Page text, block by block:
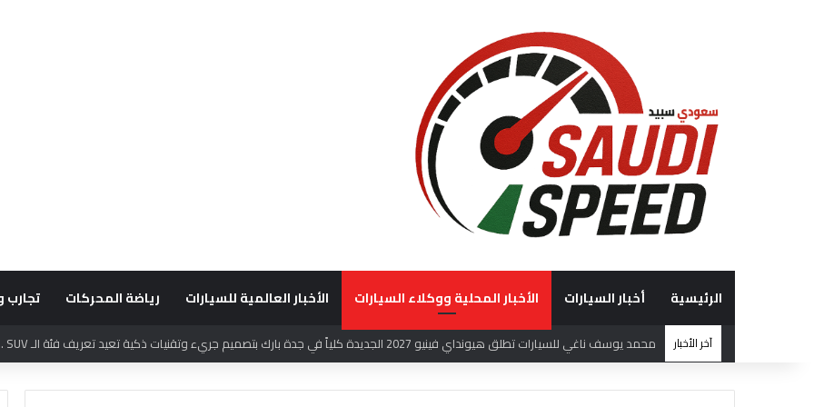
الرئيسية أخبار السيارات الأخبار المحلية ووكلاء السيارات الأخبار العالمية للسيارات رياضة المحركات تجارب
آخر الأخبار فريق هوندا السعودية (HRS)يختتم بطولة السعودية تويوتا صعود الهضبة بإنجازات مميزة